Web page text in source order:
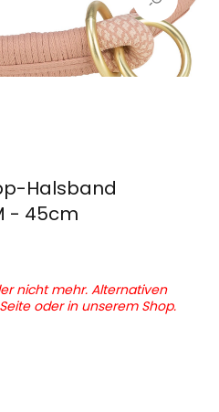
Halsband
- 45cm
nicht mehr. Alternativen
oder in unserem Shop.